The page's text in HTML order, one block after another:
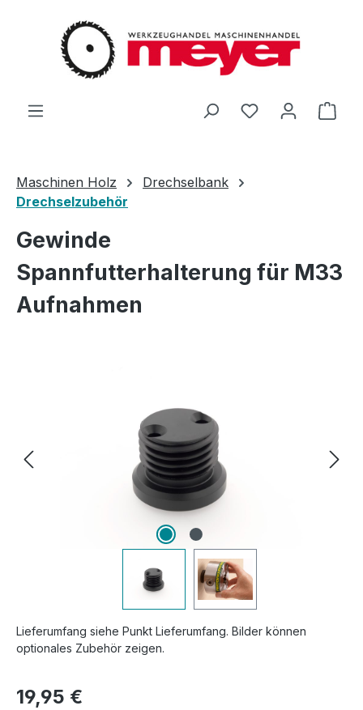
Zum Hauptinhalt springen
Du hast 0
Maschinen Holz
Drechselbank
Drechselzubehör
Gewinde
Spannfutterhalterung für M33
Aufnahmen
Lieferumfang siehe Punkt Lieferumfang. Bilder können
optionales Zubehör zeigen.
Regulärer Preis:
19,95 €